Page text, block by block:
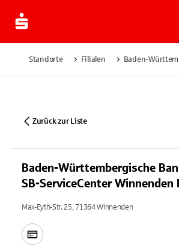
Standorte Filialen Baden-
Zurück zur Liste
Baden-Württembergische
SB-ServiceCenter Winnenden
Max-Eyth-Str. 25, 71364 Winnenden